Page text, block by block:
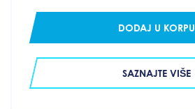
DODAJ U KORPU
SAZNAJTE VIŠE